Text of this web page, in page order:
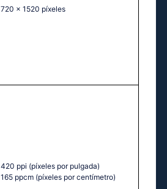
720 x 1520 píxeles
420 ppi (píxeles por pulgada)
165 ppcm (píxeles por centímetro)